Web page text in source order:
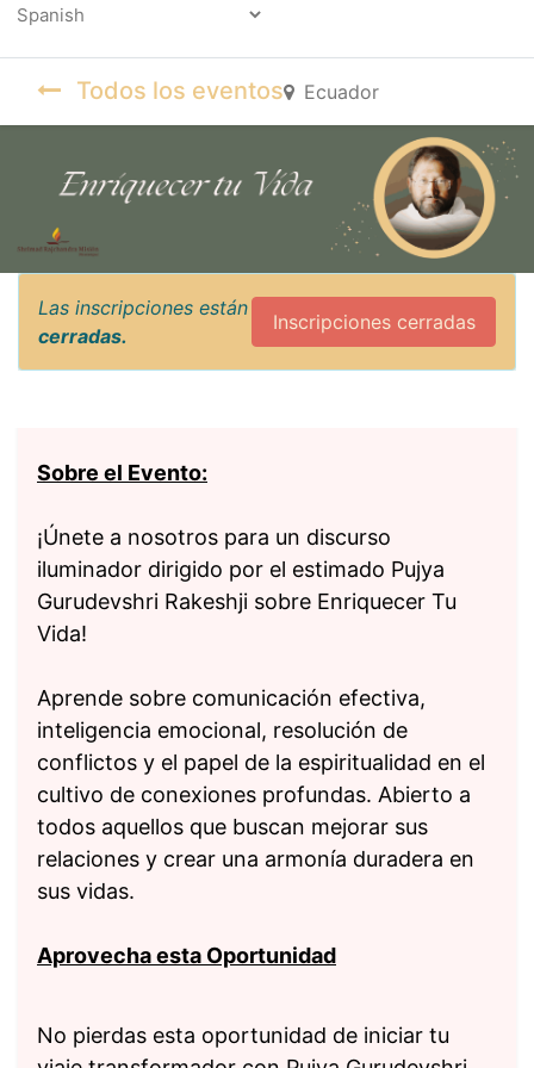
Todos los eventos Ecuador
Las inscripciones están
cerradas.
Inscripciones cerradas
Sobre el Evento:
¡Únete a nosotros para un discurso
iluminador dirigido por el estimado Pujya
Gurudevshri Rakeshji sobre Enriquecer Tu
Vida!
Aprende sobre comunicación efectiva,
inteligencia emocional, resolución de
conflictos y el papel de la espiritualidad en el
cultivo de conexiones profundas. Abierto a
todos aquellos que buscan mejorar sus
relaciones y crear una armonía duradera en
sus vidas.
Aprovecha esta Oportunidad
No pierdas esta oportunidad de iniciar tu